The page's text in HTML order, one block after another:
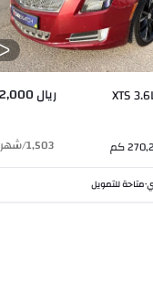
ريال 32,000
كم 1,503
/شهر
•متاحة للتمويل